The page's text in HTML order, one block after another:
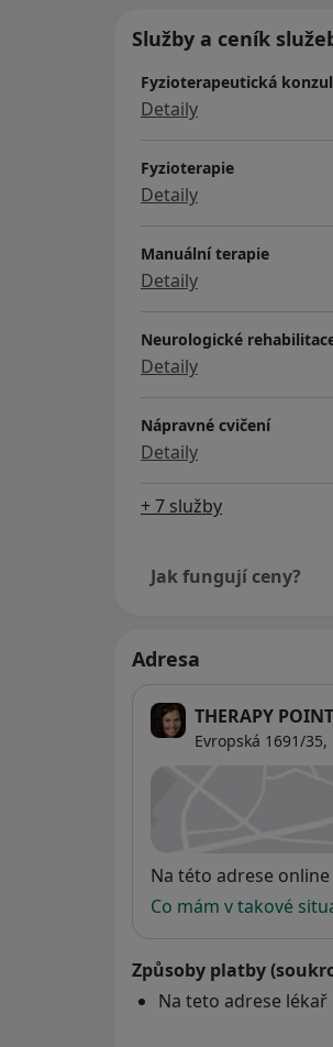
Služby a ceník
Fyzioterapeutická
Detaily
Fyzioterapie
Detaily
Manuální terapie
Detaily
Neurologické
Detaily
Nápravné cvičení
Detaily
+ 7 služby
Jak fungují ceny?
Adresa
THERAPY
Evropská 1691/35,
Dostupnost
Na této adrese
Co mám v takové
Způsoby platby
Na teto adrese